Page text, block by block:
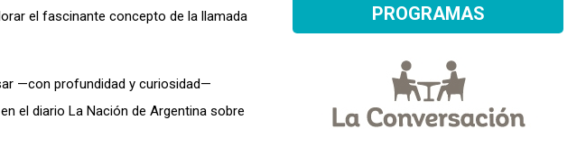
el fascinante concepto de la llamada
—con profundidad y curiosidad—
el diario La Nación de Argentina sobre
PROGRAMAS